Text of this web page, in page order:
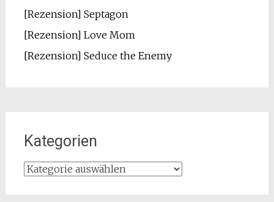
[Rezension] Septagon
[Rezension] Love Mom
[Rezension] Seduce the Enemy
Kategorien
Kategorien